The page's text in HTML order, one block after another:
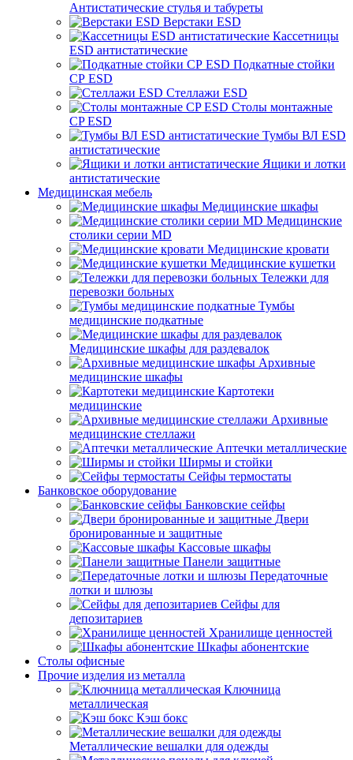
Антистатические стулья и табуреты
Верстаки ESD
Кассетницы
ESD антистатические
Подкатные стойки
СР ESD
Стеллажи ESD
Столы монтажные
CP ESD
Тумбы ВЛ ESD
антистатические
Ящики и лотки
антистатические
Медицинская мебель
Медицинские шкафы
Медицинские
столики серии MD
Медицинские кровати
Медицинские кушетки
Тележки для
перевозки больных
Тумбы
медицинские подкатные
Медицинские шкафы для раздевалок
Архивные
медицинские шкафы
Картотеки
медицинские
Архивные
медицинские стеллажи
Аптечки металлические
Ширмы и стойки
Сейфы термостаты
Банковское оборудование
Банковские сейфы
Двери
бронированные и защитные
Кассовые шкафы
Панели защитные
Передаточные
лотки и шлюзы
Сейфы для
депозитариев
Хранилище ценностей
Шкафы абонентские
Столы офисные
Прочие изделия из металла
Ключница
металлическая
Кэш бокс
Металлические вешалки для одежды